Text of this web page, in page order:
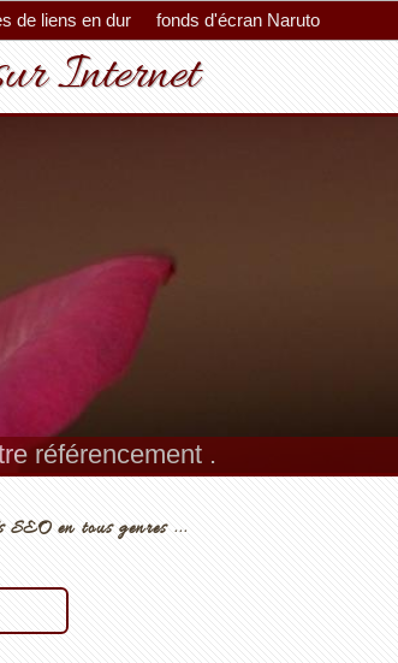
de liens en dur fonds d'écran Naruto
Internet
référencement .
SEO en tous genres ...